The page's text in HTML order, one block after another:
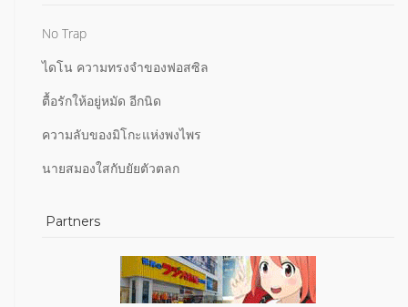
No Trap
ไดโน ความทรงจำของฟอสซิล
ตื้อรักให้อยู่หมัด อีกนิด
ความลับของมิโกะแห่งพงไพร
นายสมองใสกับยัยตัวตลก
Partners